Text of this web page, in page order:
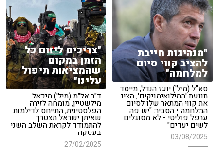
"מנהיגות חייבת
להציב קווי סיום
למלחמה"
סא"ל (מיל') יועז הנדל, מייסד
תנועת 'המילואימניקים', הציג
את קווי המתאר שלו לסיום
המלחמה • הסביר: "יש פה
ערפל פוליטי - לא מסוגלים
לשים יעדים"
03/08/2025
"צריכים ליזום כל
הזמן במקום
שהמציאות תיפול
עלינו"
ד"ר אל"מ (מיל') מיכאל
מילשטיין, מומחה לזירה
הפלסטינית, התייחס לדילמות
שאיתן ישראל תצטרך
להתמודד לקראת השלב השני
בעסקה
27/02/2025